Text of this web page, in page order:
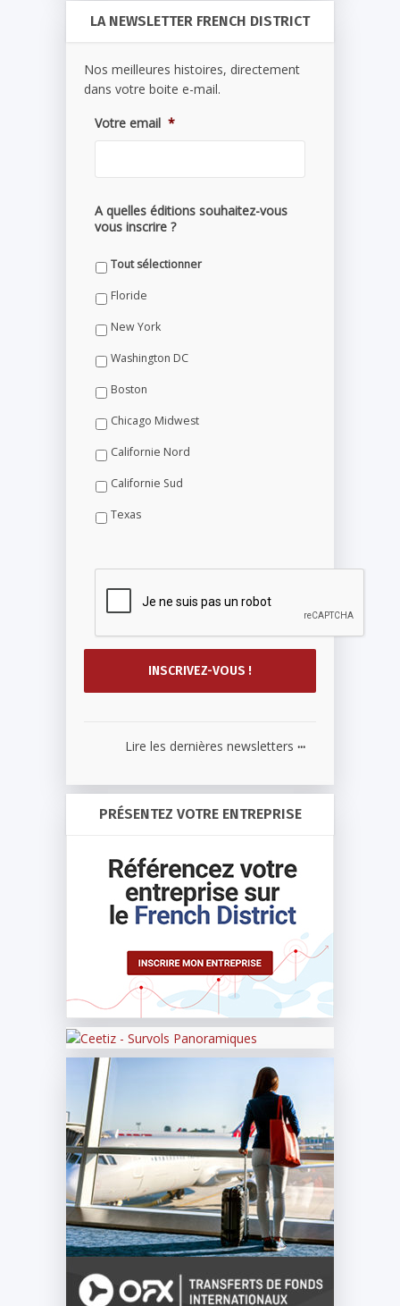
LA NEWSLETTER FRENCH DISTRICT
Nos meilleures histoires, directement
dans votre boite e-mail.
Votre email *
A quelles éditions souhaitez-vous
vous inscrire ?
Tout sélectionner
Floride
New York
Washington DC
Boston
Chicago Midwest
Californie Nord
Californie Sud
Texas
Lire les dernières newsletters ...
PRÉSENTEZ VOTRE ENTREPRISE